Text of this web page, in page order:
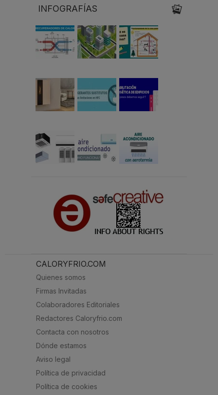
INFOGRAFÍAS
CALORYFRIO.COM
Quienes somos
Firmas Invitadas
Colaboradores Editoriales
Redactores Caloryfrio.com
Contacta con nosotros
Dónde estamos
Aviso legal
Política de privacidad
Política de cookies